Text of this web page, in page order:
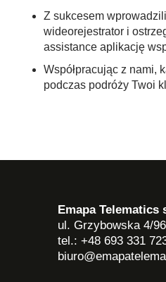
Z sukcesem
wideorejestrator i
assistance aplikację
Współpracując z nami,
podczas podróży Twoi
Emapa Telematics
ul. Grzybowska 4/
tel.: +48 693 331